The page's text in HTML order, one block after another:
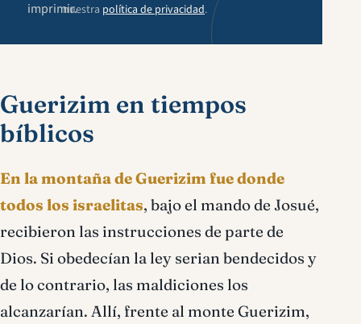
imprimir.nuestra política de privacidad.
Guerizim en tiempos
bíblicos
En la montaña de Guerizim fue donde
todos los israelitas, bajo el mando de Josué,
recibieron las instrucciones de parte de
Dios. Si obedecían la ley serian bendecidos y
de lo contrario, las maldiciones los
alcanzarían. Allí, frente al monte Guerizim,